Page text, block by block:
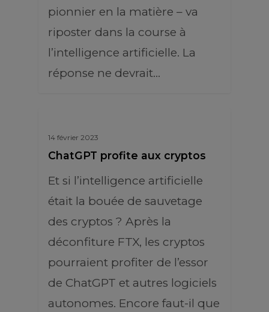
pionnier en la matière – va
riposter dans la course à
l’intelligence artificielle. La
réponse ne devrait…
14 février 2023
ChatGPT profite aux cryptos
Et si l’intelligence artificielle
était la bouée de sauvetage
des cryptos ? Après la
déconfiture FTX, les cryptos
pourraient profiter de l’essor
de ChatGPT et autres logiciels
autonomes. Encore faut-il que